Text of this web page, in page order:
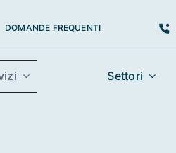
DOMANDE FREQUENTI
Settori